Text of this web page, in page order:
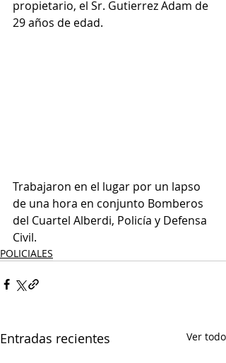
propietario, el Sr. Gutierrez Adam de
29 años de edad.
Trabajaron en el lugar por un lapso
de una hora en conjunto Bomberos
del Cuartel Alberdi, Policía y Defensa
Civil.
POLICIALES
Entradas recientes Ver todo